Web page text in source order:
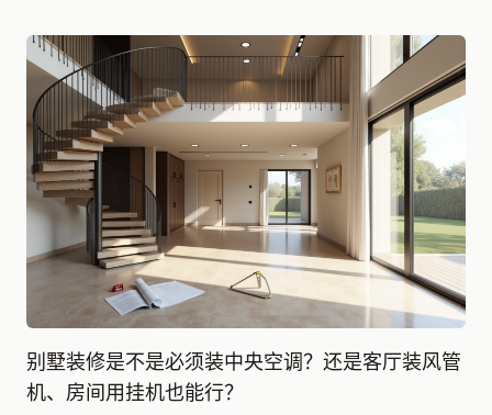
别墅装修是不是必须装中央空调？还是客厅装风管
机、房间用挂机也能行？